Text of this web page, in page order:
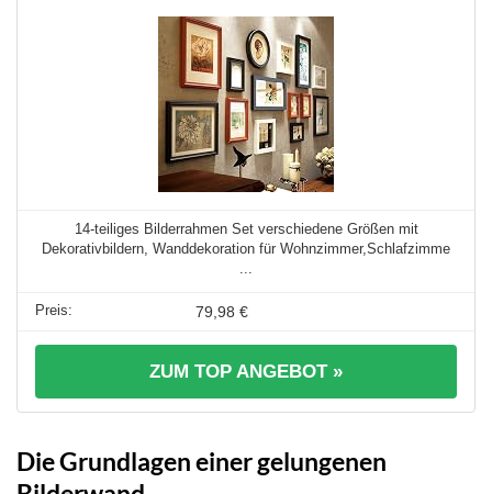
14-teiliges Bilderrahmen Set verschiedene Größen mit
Dekorativbildern, Wanddekoration für Wohnzimmer,Schlafzimme
79,98 €
ZUM TOP ANGEBOT »
Die Grundlagen einer gelungenen